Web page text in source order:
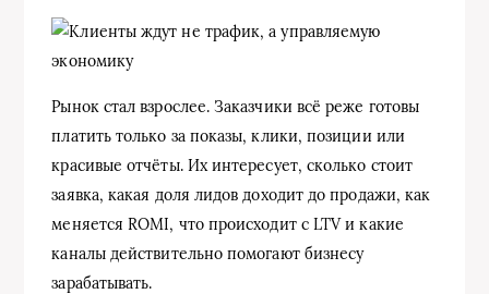
Рынок стал взрослее. Заказчики всё реже готовы
платить только за показы, клики, позиции или
красивые отчёты. Их интересует, сколько стоит
заявка, какая доля лидов доходит до продажи, как
меняется ROMI, что происходит с LTV и какие
каналы действительно помогают бизнесу
зарабатывать.